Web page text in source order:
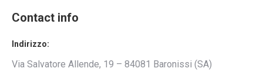
Contact info
Indirizzo:
Via Salvatore Allende, 19 – 84081 Baronissi (SA)